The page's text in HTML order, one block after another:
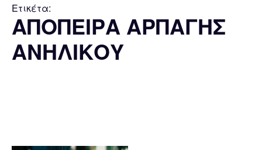
Ετικέτα:
ΑΠΟΠΕΙΡΑ ΑΡΠΑΓΗΣ
ΑΝΗΛΙΚΟΥ